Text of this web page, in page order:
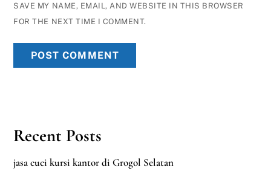
SAVE MY NAME, EMAIL, AND WEBSITE IN THIS BROWSER
FOR THE NEXT TIME I COMMENT.
Recent Posts
jasa cuci kursi kantor di Grogol Selatan